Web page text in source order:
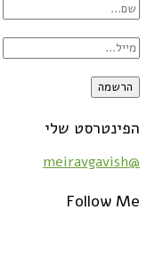
הפינטרסט שלי
@meiravgavish
Follow Me